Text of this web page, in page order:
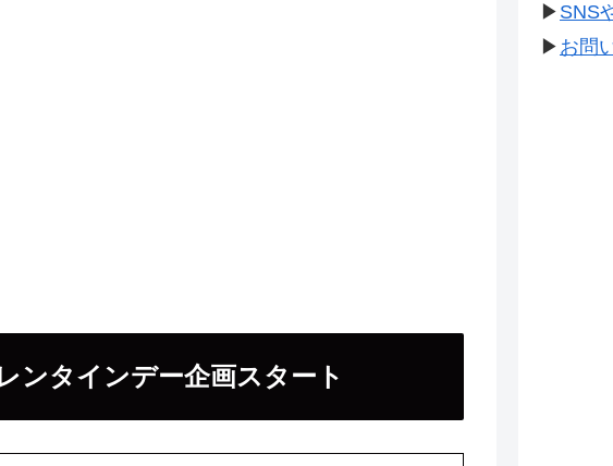
タインデー企画スタート
▶ SNS
▶ お問